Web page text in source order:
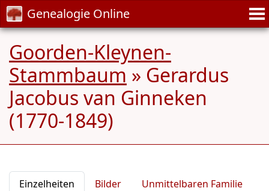
Genealogie Online
Goorden-Kleynen-
Stammbaum » Gerardus
Jacobus van Ginneken
(1770-1849)
Einzelheiten Bilder
Unmittelbaren Familie